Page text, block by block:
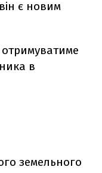
є новим
в
земельного